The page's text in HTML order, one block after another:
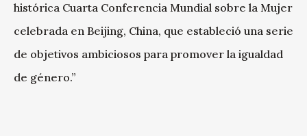
histórica Cuarta Conferencia Mundial sobre la Mujer
celebrada en Beijing, China, que estableció una serie
de objetivos ambiciosos para promover la igualdad
de género.”